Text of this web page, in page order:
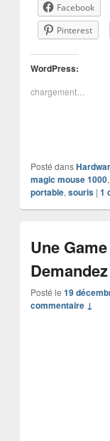
Facebook
Pinterest
WordPress:
chargement…
Posté dans
magic mouse 1000,
portable, souris | 1
Une
Posté le 19
commentaire ↓